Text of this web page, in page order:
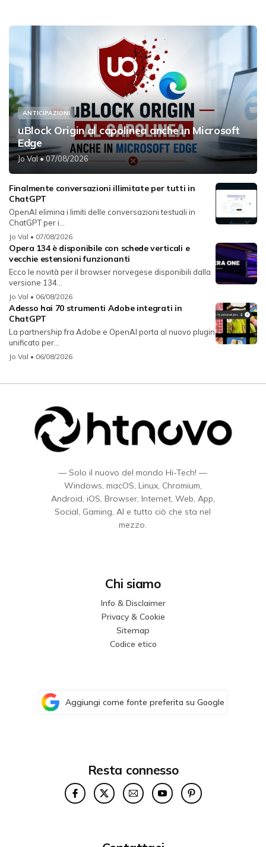
ANTICIPAZIONI
uBlock Origin al capolinea anche in Microsoft
Edge
Jo Val• 07/08/2026
Finalmente conversazioni illimitate per tutti in
ChatGPT
OpenAI elimina i limiti delle conversazioni testuali in
ChatGPT per i...
Jo Val • 07/08/2026
Opera 134 è disponibile con schede verticali e
vecchie estensioni funzionanti
Ecco le novità per il browser norvegese disponibili dalla
versione 134...
Jo Val • 06/08/2026
Adesso hai 70 strumenti Adobe integrati in
ChatGPT
La partnership fra Adobe e OpenAI porta al nuovo plugin
unificato per...
Jo Val • 06/08/2026
— Solo il nuovo del mondo Hi-Tech! —
Windows, macOS, Linux, Chromium,
Android, iOS, Browser, Internet, Web, App,
Social, Gaming, AI e tutto ciò che sta nel
mezzo.
Chi siamo
Info & Disclaimer
Privacy & Cookie
Sitemap
Codice etico
Aggiungi come fonte preferita su Google
Resta connesso